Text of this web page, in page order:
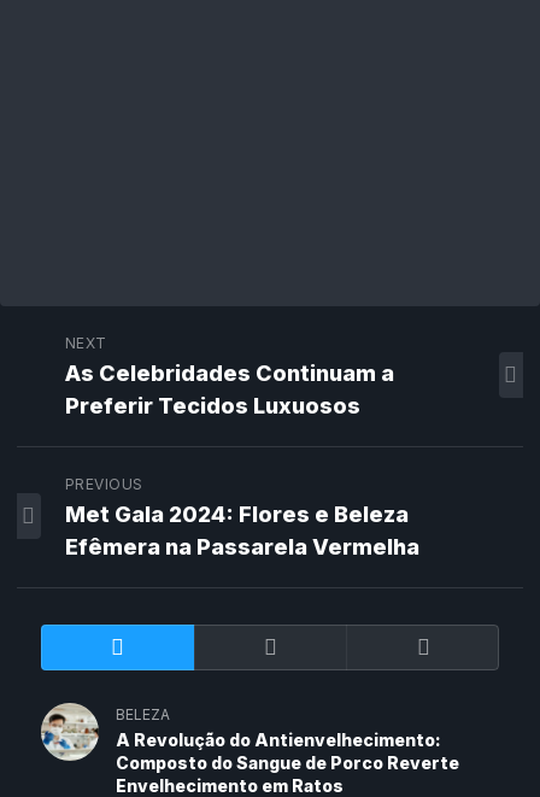
NEXT
As Celebridades Continuam a
Preferir Tecidos Luxuosos
PREVIOUS
Met Gala 2024: Flores e Beleza
Efêmera na Passarela Vermelha
BELEZA
A Revolução do Antienvelhecimento:
Composto do Sangue de Porco Reverte
Envelhecimento em Ratos